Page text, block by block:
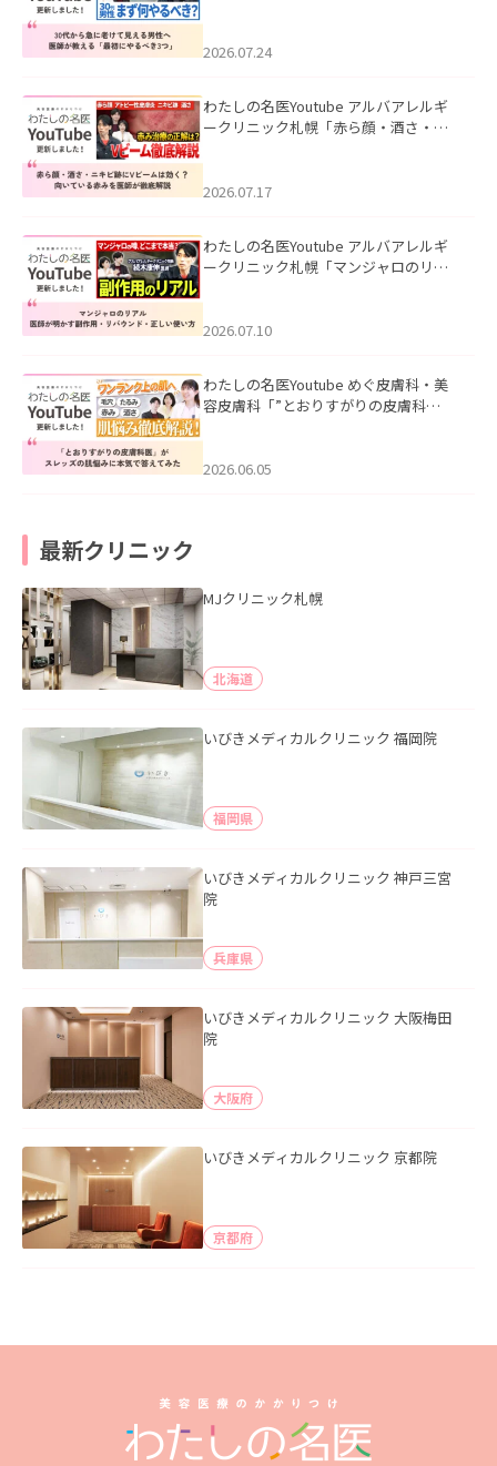
た。
2026.07.24
わたしの名医Youtube アルバアレルギ
ークリニック札幌「赤ら顔・酒さ・ニ
した。
2026.07.17
わたしの名医Youtube アルバアレルギ
ークリニック札幌「マンジャロのリア
た。
2026.07.10
わたしの名医Youtube めぐ皮膚科・美
容皮膚科「”とおりすがりの皮膚科
2026.06.05
最新クリニック
MJクリニック札幌
北海道
いびきメディカルクリニック 福岡院
福岡県
いびきメディカルクリニック 神戸三宮
院
兵庫県
いびきメディカルクリニック 大阪梅田
院
大阪府
いびきメディカルクリニック 京都院
京都府